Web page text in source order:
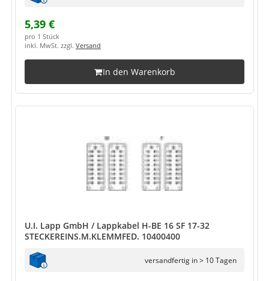
5,39 €
pro 1 Stück
inkl. MwSt. zzgl. Versand
In den Warenkorb
U.I. Lapp GmbH / Lappkabel H-BE 16 SF 17-32
STECKEREINS.M.KLEMMFED. 10400400
versandfertig in > 10 Tagen